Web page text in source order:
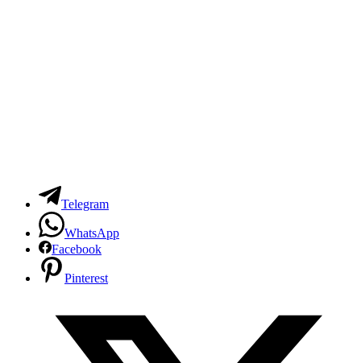
Telegram
WhatsApp
Facebook
Pinterest